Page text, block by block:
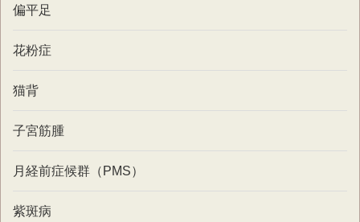
偏平足
花粉症
猫背
子宮筋腫
月経前症候群（PMS）
紫斑病